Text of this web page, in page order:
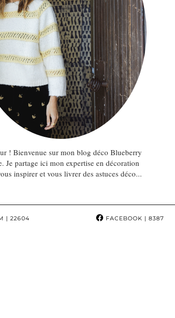
! Bienvenue sur mon blog déco Blueberry
Je partage ici mon expertise en décoration
inspirer et vous livrer des astuces déco...
| 22604 FACEBOOK | 8387